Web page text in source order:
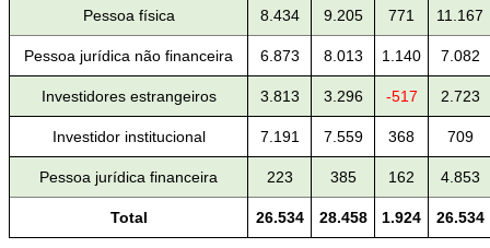
Pessoa física 8.434 9.205 771 11.167
Pessoa jurídica não financeira 6.873 8.013 1.140 7.082
Investidores estrangeiros 3.813 3.296 -517 2.723
Investidor institucional 7.191 7.559 368 709
Pessoa jurídica financeira 223 385 162 4.853
Total 26.534 28.458 1.924 26.534